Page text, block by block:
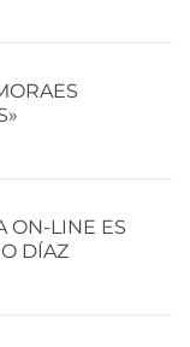
ON-LINE ES
DÍAZ